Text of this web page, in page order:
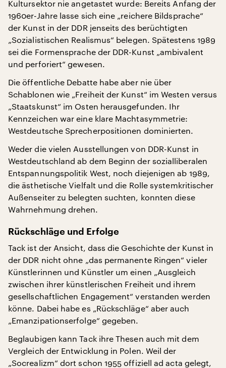
Kultursektor nie angetastet wurde: Bereits Anfang der
1960er-Jahre lasse sich eine „reichere Bildsprache“
der Kunst in der DDR jenseits des berüchtigten
„Sozialistischen Realismus“ belegen. Spätestens 1989
sei die Formensprache der DDR-Kunst „ambivalent
und perforiert“ gewesen.
Die öffentliche Debatte habe aber nie über
Schablonen wie „Freiheit der Kunst“ im Westen versus
„Staatskunst“ im Osten herausgefunden. Ihr
Kennzeichen war eine klare Machtasymmetrie:
Westdeutsche Sprecherpositionen dominierten.
Weder die vielen Ausstellungen von DDR-Kunst in
Westdeutschland ab dem Beginn der sozialliberalen
Entspannungspolitik West, noch diejenigen ab 1989,
die ästhetische Vielfalt und die Rolle systemkritischer
Außenseiter zu belegten suchten, konnten diese
Wahrnehmung drehen.
Rückschläge und Erfolge
Tack ist der Ansicht, dass die Geschichte der Kunst in
der DDR nicht ohne „das permanente Ringen“ vieler
Künstlerinnen und Künstler um einen „Ausgleich
zwischen ihrer künstlerischen Freiheit und ihrem
gesellschaftlichen Engagement“ verstanden werden
könne. Dabei habe es „Rückschläge“ aber auch
„Emanzipationserfolge“ gegeben.
Beglaubigen kann Tack ihre Thesen auch mit dem
Vergleich der Entwicklung in Polen. Weil der
„Socrealizm“ dort schon 1955 offiziell ad acta gelegt,